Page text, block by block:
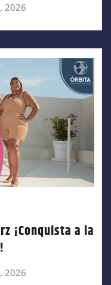
2026
¡Conquista a la
2026